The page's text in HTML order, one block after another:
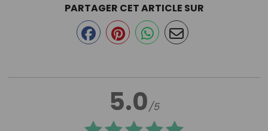
5.0/5
PARTAGER CET ARTICLE SUR